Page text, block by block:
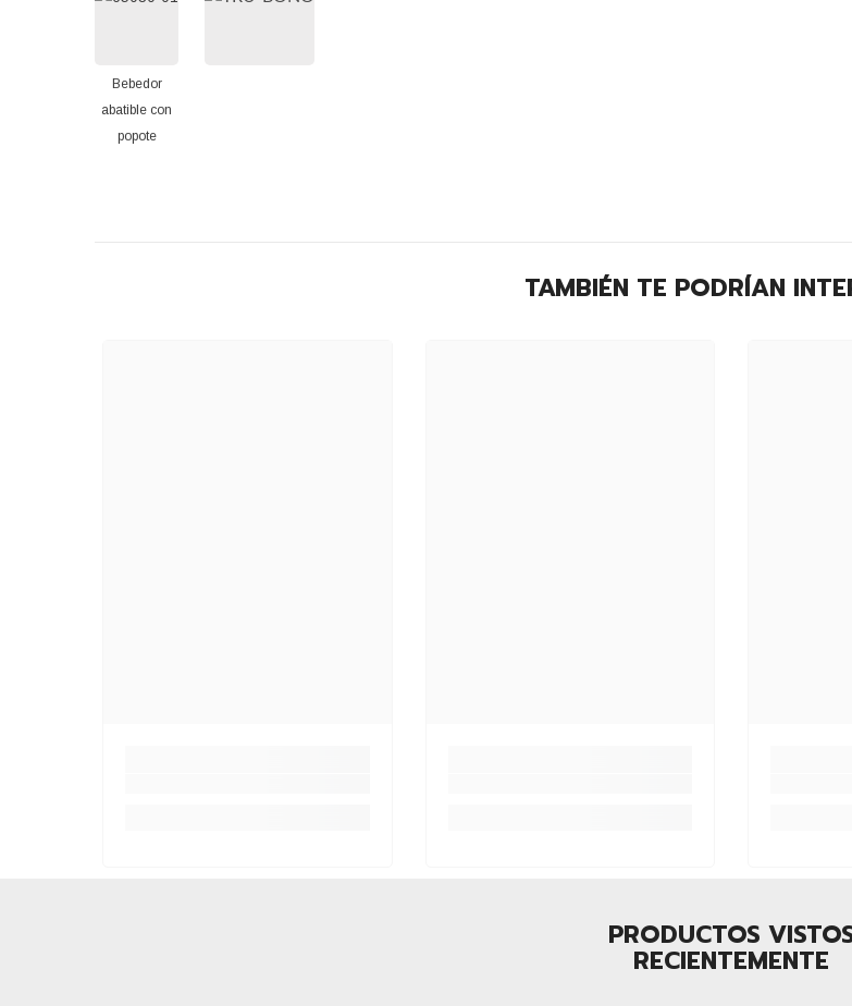
Bebedor
abatible con
popote
TAMBIÉN TE PODRÍAN
PRODUCTOS
RECIENTEMENTE